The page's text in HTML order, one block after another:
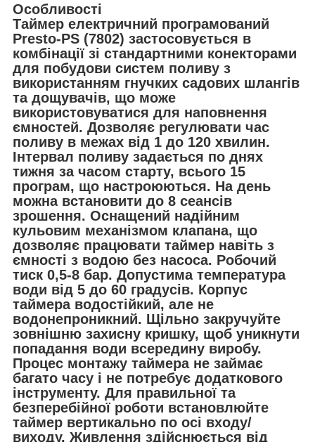
Особливості
Таймер електричний програмований
Presto-PS (7802) застосовується в
комбінації зі стандартними конекторами
для побудови систем поливу з
використанням гнучких садових шлангів
та дощувачів, що може
використовуватися для наповнення
ємностей. Дозволяє регулювати час
поливу в межах від 1 до 120 хвилин.
Інтервал поливу задається по днях
тижня за часом старту, всього 15
програм, що настроюються. На день
можна встановити до 8 сеансів
зрошення. Оснащений надійним
кульовим механізмом клапана, що
дозволяє працювати таймер навіть з
ємності з водою без насоса. Робочий
тиск 0,5-8 бар. Допустима температура
води від 5 до 60 градусів. Корпус
таймера водостійкий, але не
водонепроникний. Щільно закручуйте
зовнішню захисну кришку, щоб уникнути
попадання води всередину виробу.
Процес монтажу таймера не займає
багато часу і не потребує додаткового
інструменту. Для правильної та
безперебійної роботи встановлюйте
таймер вертикально по осі входу/
виходу. Живлення здійснюється від